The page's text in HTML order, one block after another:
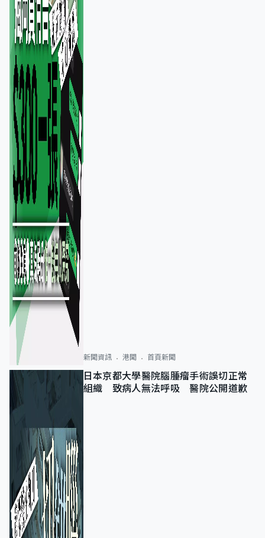
新聞資訊 港聞 首頁新聞
日本京都大學醫院腦腫瘤手術誤切正常
組織 致病人無法呼吸 醫院公開道歉